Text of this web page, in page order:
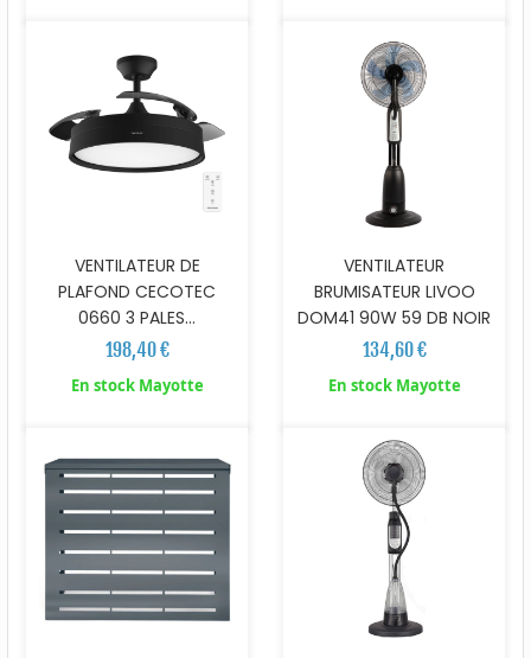
VENTILATEUR DE
PLAFOND CECOTEC
0660 3 PALES...
198,40 €
En stock Mayotte
VENTILATEUR
BRUMISATEUR LIVOO
DOM41 90W 59 DB NOIR
134,60 €
En stock Mayotte